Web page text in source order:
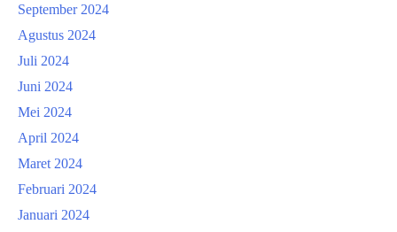
September 2024
Agustus 2024
Juli 2024
Juni 2024
Mei 2024
April 2024
Maret 2024
Februari 2024
Januari 2024